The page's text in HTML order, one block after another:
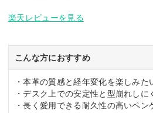
楽天レビューを見る
こんな方におすすめ
・本革の質感と経年変化を楽しみた
・デスク上での安定性と型崩れしに
・長く愛用できる耐久性の高いペン